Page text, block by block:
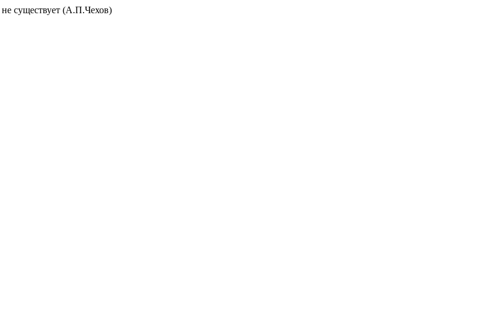
не существует (А.П.Чехов)